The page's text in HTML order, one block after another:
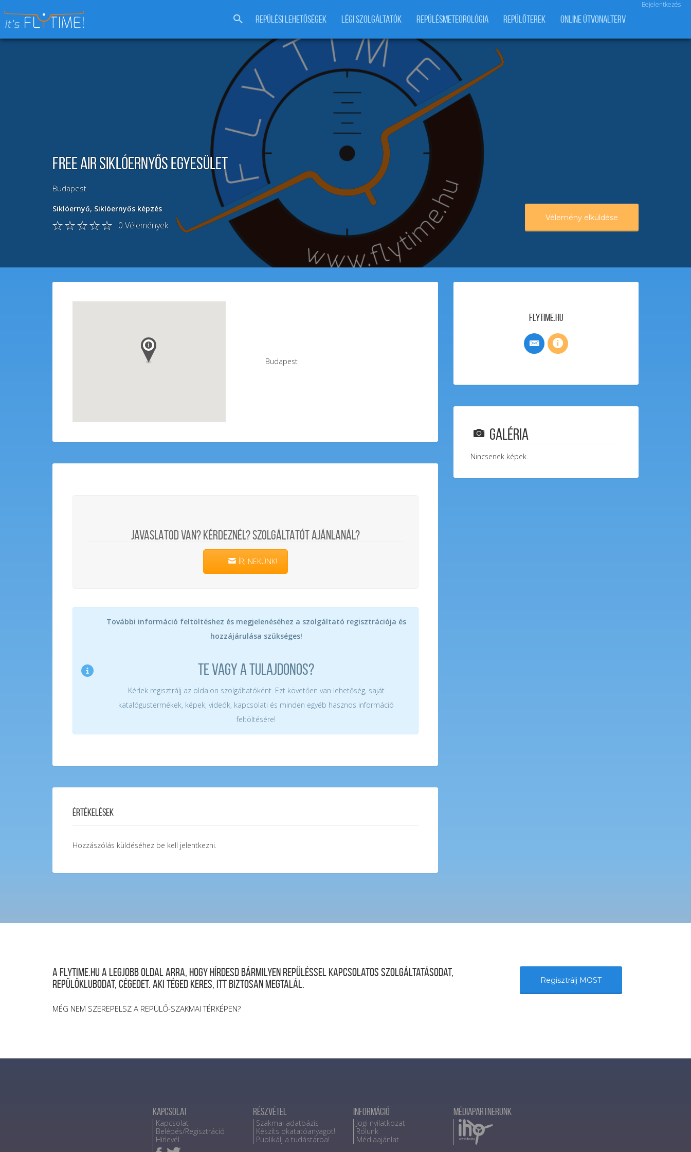
Bejelentkezés
REPÜLÉSI LEHETŐSÉGEK LÉGI SZOLGÁLTATÓK REPÜLÉSMETEOROLÓGIA REPÜLŐTEREK ONLINE ÚTVONALTERV
Keresés:
Free Air Siklóernyős Egyesület
Budapest
Siklóernyő, Siklóernyős képzés
0 Vélemények
Vélemény elküldése
Budapest
JAVASLATOD VAN? KÉRDEZNÉL? SZOLGÁLTATÓT AJÁNLANÁL?
ÍRJ NEKÜNK!
További információ feltöltéshez és megjelenéséhez a szolgáltató regisztrációja és
hozzájárulása szükséges!
TE VAGY A TULAJDONOS?
Kérlek regisztrálj az oldalon szolgáltatóként. Ezt követően van lehetőség, saját
katalógustermékek, képek, videók, kapcsolati és minden egyéb hasznos információ
feltöltésére!
Értékelések
Hozzászólás küldéséhez be kell jelentkezni.
FlyTime.hu
Galéria
Nincsenek képek.
A FLYTIME.HU a legjobb oldal arra, hogy hírdesd bármilyen repüléssel kapcsolatos szolgáltatásodat,
repülőklubodat, cégedet. Aki téged keres, itt biztosan megtalál.
MÉG NEM SZEREPELSZ A REPÜLŐ-SZAKMAI TÉRKÉPEN?
Regisztrálj MOST
Kapcsolat
Kapcsolat
Belépés/Regisztráció
Hírlevél
Részvétel
Szakmai adatbázis
Készíts okatatóanyagot!
Publikálj a tudástárba!
Információ
Jogi nyilatkozat
Rólunk
Médiaajánlat
Médiapartnerünk